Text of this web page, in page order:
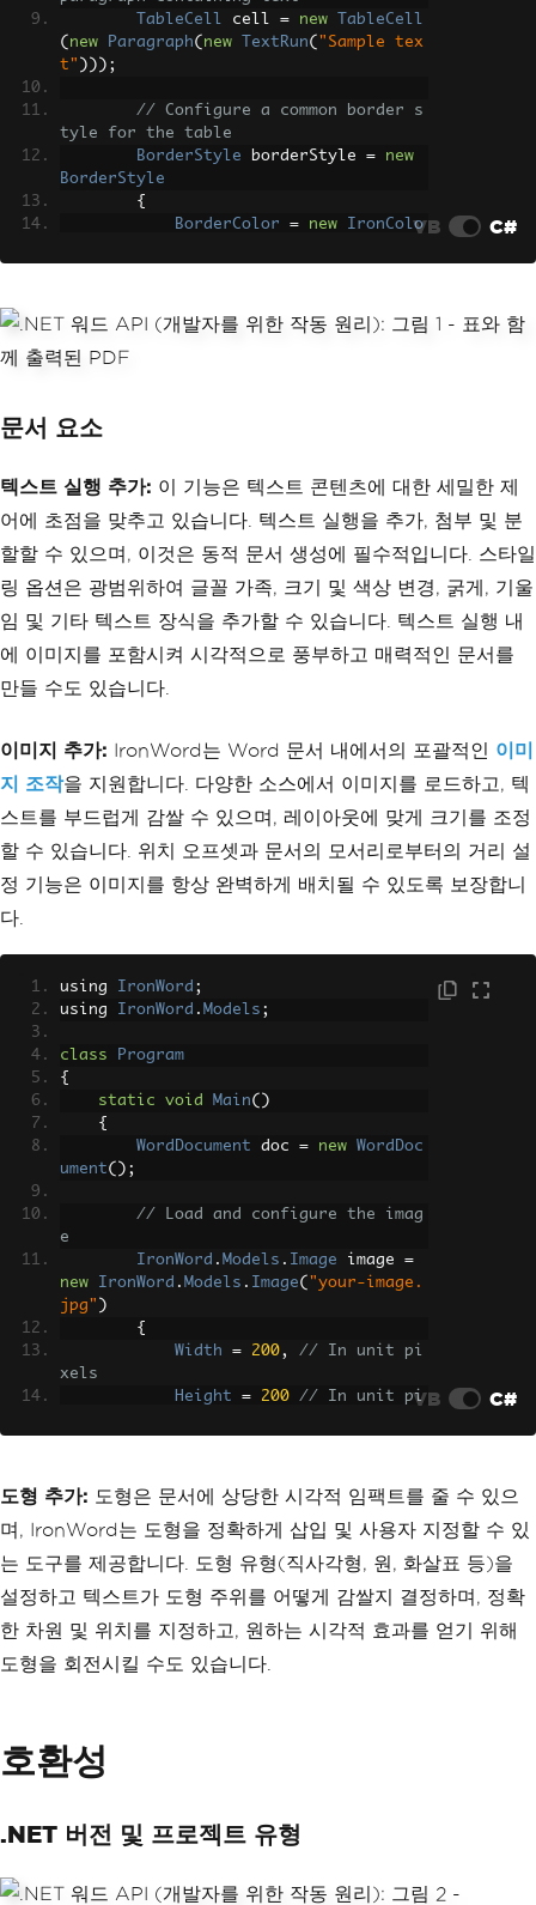
TableCell cell = new
TableCell
( new Paragraph( new TextRun( "Sample tex
t" )));
// Configure a common border s
tyle for the table
BorderStyle borderStyle =
new
BorderStyle
{
BorderColor
= new
IronColo
BorderSize
=
5
{
TopBorder
= borderStyle,
RightBorder
= borderStyle,
BottomBorder
= borderStyl
,
LeftBorder
= borderStyle
};
// Create a table row and add
the same cell twice
TableRow
        row
.AddCell(cell);
// Create a table, add the ro
w, then create and export the Word doc
Table table = new Table();
        table
.AddRow(row
);
        doc
.SaveAs("Document.docx");
VB C#
문서 요소
텍스트 실행 추가: 이 기능은 텍스트 콘텐츠에 대한 세밀한 제
어에 초점을 맞추고 있습니다. 텍스트 실행을 추가, 첨부 및 분
할할 수 있으며, 이것은 동적 문서 생성에 필수적입니다. 스타일
링 옵션은 광범위하여 글꼴 가족, 크기 및 색상 변경, 굵게, 기울
임 및 기타 텍스트 장식을 추가할 수 있습니다. 텍스트 실행 내
에 이미지를 포함시켜 시각적으로 풍부하고 매력적인 문서를
만들 수도 있습니다.
이미지 추가: IronWord는 Word 문서 내에서의 포괄적인 이미
지 조작을 지원합니다. 다양한 소스에서 이미지를 로드하고, 텍
스트를 부드럽게 감쌀 수 있으며, 레이아웃에 맞게 크기를 조정
할 수 있습니다. 위치 오프셋과 문서의 모서리로부터의 거리 설
정 기능은 이미지를 항상 완벽하게 배치될 수 있도록 보장합니
다.
using IronWord ;
using IronWord . Models ;
class
Program
{
static
void Main()
{
WordDocument doc = new
WordDoc
ument();
// Load and configure the imag
e
IronWord . Models . Image image =
new
IronWord . Models . Image( "your-image.
jpg" )
{
Width
= 200,
// In unit pi
xels
Height
= 200
// In unit pi
// Create paragraph, add imag
e, add paragraph to document, and expo
rt
Paragraph paragraph = new
Para
graph ();
        paragraph
.AddImage (image);
e image to the document
}
}
VB C#
도형 추가: 도형은 문서에 상당한 시각적 임팩트를 줄 수 있으
며, IronWord는 도형을 정확하게 삽입 및 사용자 지정할 수 있
는 도구를 제공합니다. 도형 유형(직사각형, 원, 화살표 등)을
설정하고 텍스트가 도형 주위를 어떻게 감쌀지 결정하며, 정확
한 차원 및 위치를 지정하고, 원하는 시각적 효과를 얻기 위해
도형을 회전시킬 수도 있습니다.
호환성
.NET 버전 및 프로젝트 유형